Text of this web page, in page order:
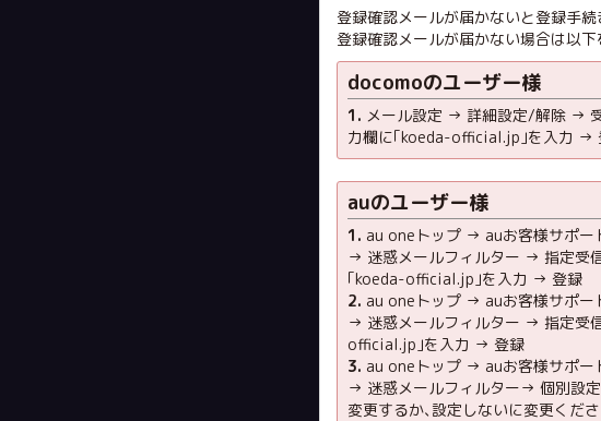
登録確認メールが届かないと登録手続
登録確認メールが届かない場合は以下
docomoのユーザー様
1. メール設定 → 詳細設定/解除 →
力欄に｢koeda-official.jp｣を入力 →
auのユーザー様
1. au oneトップ → auお客様サポ
→ 迷惑メールフィルター → 指定受
｢koeda-official.jp｣を入力 → 登録
2. au oneトップ → auお客様サポ
→ 迷惑メールフィルター → 指定受
official.jp｣を入力 → 登録
3. au oneトップ → auお客様サポ
→ 迷惑メールフィルター→ 個別設
変更するか､設定しないに変更くださ